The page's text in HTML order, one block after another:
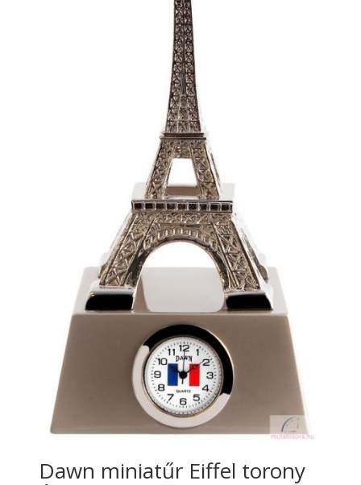
Dawn miniatűr Eiffel torony